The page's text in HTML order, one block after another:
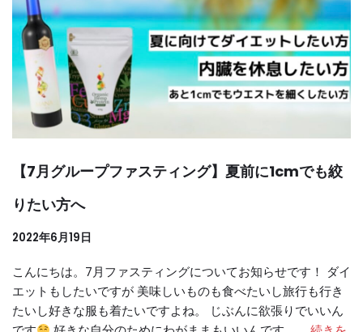
【7月グループファスティング】夏前に1cmでも絞
りたい方へ
2022年6月19日
こんにちは。7月ファスティングについてお知らせです！ ダイ
エットもしたいですが 美味しいものも食べたいし旅行も行き
たいし好きな服も着たいですよね。 じぶんに欲張りでいいん